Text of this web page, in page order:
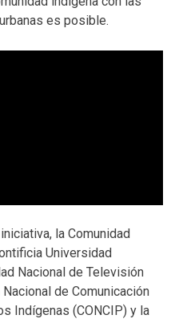
es posible.
la Comunidad
Universidad
Nacional de Televisión
de Comunicación
Indígenas (CONCIP) y la